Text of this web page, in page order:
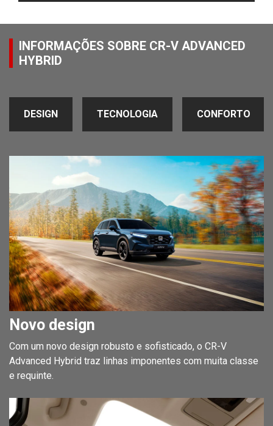
INFORMAÇÕES SOBRE CR-V ADVANCED
HYBRID
DESIGN TECNOLOGIA CONFORTO
Novo design
Com um novo design robusto e sofisticado, o CR-V
Advanced Hybrid traz linhas imponentes com muita classe
e requinte.